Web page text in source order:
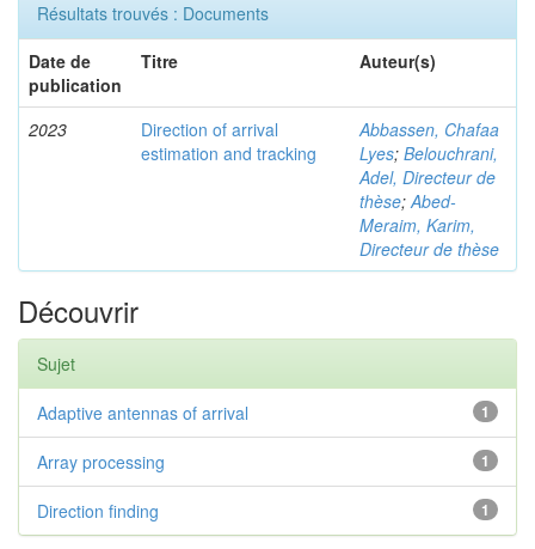
Résultats trouvés : Documents
Date de
publication
Titre Auteur(s)
2023
Direction of arrival
estimation and tracking
Abbassen, Chafaa
Lyes; Belouchrani,
Adel, Directeur de
thèse;Abed-
Meraim, Karim,
Directeur de thèse
Découvrir
Sujet
1
Adaptive antennas of arrival
1
Array processing
1
Direction finding